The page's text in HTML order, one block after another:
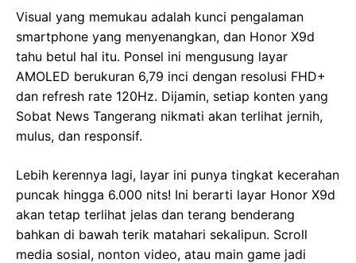
Visual yang memukau adalah kunci pengalaman
smartphone yang menyenangkan, dan Honor X9d
tahu betul hal itu. Ponsel ini mengusung layar
AMOLED berukuran 6,79 inci dengan resolusi FHD+
dan refresh rate 120Hz. Dijamin, setiap konten yang
Sobat News Tangerang nikmati akan terlihat jernih,
mulus, dan responsif.
Lebih kerennya lagi, layar ini punya tingkat kecerahan
puncak hingga 6.000 nits! Ini berarti layar Honor X9d
akan tetap terlihat jelas dan terang benderang
bahkan di bawah terik matahari sekalipun. Scroll
media sosial, nonton video, atau main game jadi